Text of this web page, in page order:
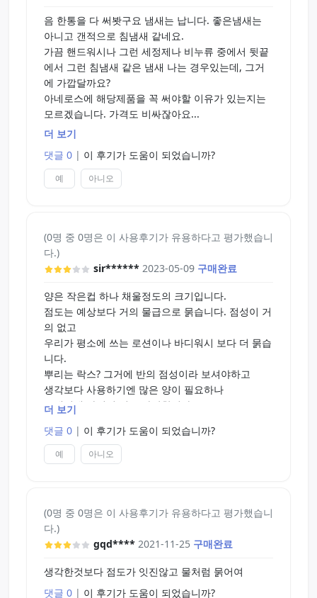
음 한통을 다 써봣구요 냄새는 납니다. 좋은냄새는
아니고 갠적으로 침냄새 같네요.
가끔 핸드워시나 그런 세정제나 비누류 중에서 뒷끝
에서 그런 침냄새 같은 냄새 나는 경우있는데, 그거
에 가깝달까요?
아네로스에 해당제품을 꼭 써야할 이유가 있는지는
모르겠습니다. 가격도 비싸잖아요...
을 포괄한다면 중간에서 저점도에 좀더 가깝습니다.
더 보기
댓글 0 | 이 후기가 도움이 되었습니까?
예 아니오
(0명 중 0명은 이 사용후기가 유용하다고 평가했습니
다.)
sir****** 2023-05-09 구매완료
양은 작은컵 하나 채울정도의 크기입니다.
점도는 예상보다 거의 물급으로 묽습니다. 점성이 거
의 없고
우리가 평소에 쓰는 로션이나 바디워시 보다 더 묽습
니다.
뿌리는 락스? 그거에 반의 점성이라 보셔야하고
생각보다 사용하기엔 많은 양이 필요하나
그에비해 가격이 너무 사악합니다.
좀더 써보고 다쓰면 다른분들 말대로 다른제품 사용
하는게
가격대비 좋겠네요.
더 보기
댓글 0 | 이 후기가 도움이 되었습니까?
예 아니오
(0명 중 0명은 이 사용후기가 유용하다고 평가했습니
다.)
gqd**** 2021-11-25 구매완료
생각한것보다 점도가 잇진않고 물처럼 묽어여
댓글 0 | 이 후기가 도움이 되었습니까?